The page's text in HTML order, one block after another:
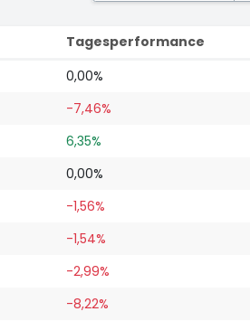
Tagesperformance
0,00%
-7,46%
6,35%
0,00%
-1,56%
-1,54%
-2,99%
-8,22%